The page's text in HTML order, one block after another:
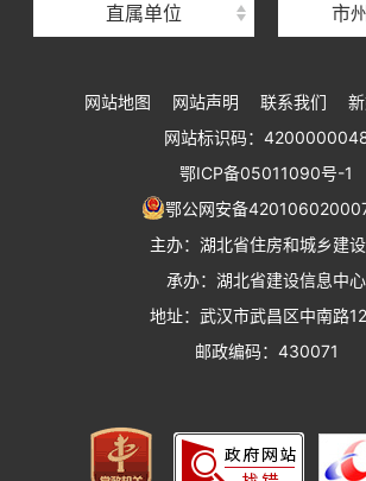
直属单位 湖北省建设工程标准定额管理总站
湖北省住建厅执业资格注册中心
湖北省城乡建设发展中心
湖北城市建设职业技术学院
市
网站地图 网站声明 联系我们
网站标识码：
鄂ICP备05011090号-1
鄂公网安备
主办：湖北省住房和城乡建
承办：湖北省建设信息中心
地址：武汉市武昌区中南路
邮政编码：430071